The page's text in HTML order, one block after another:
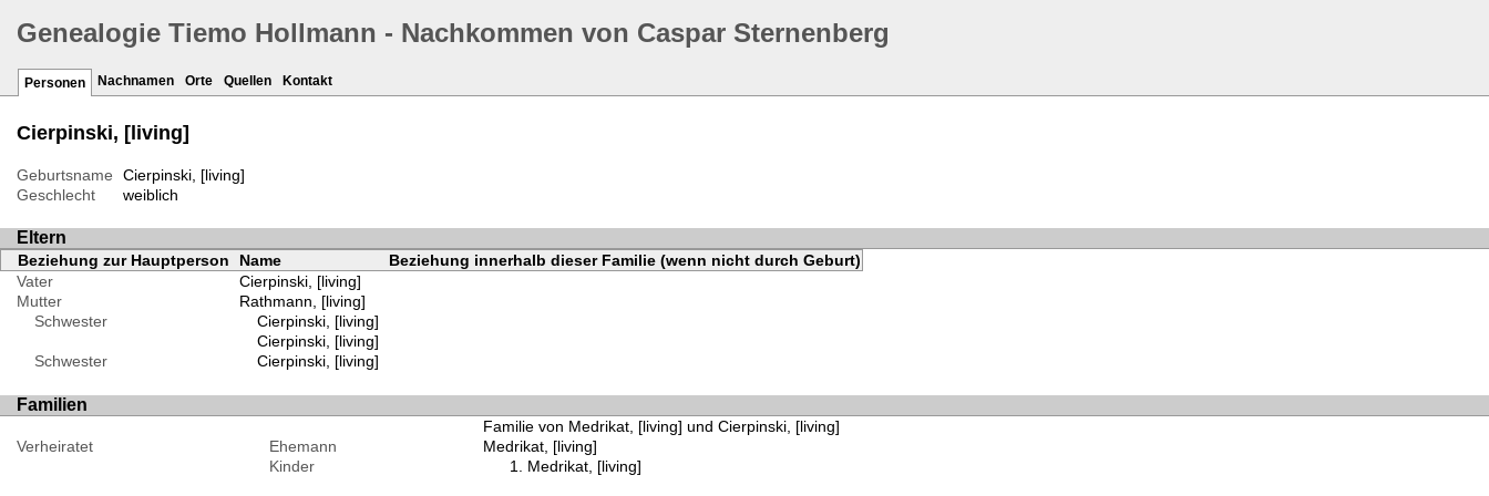
Genealogie Tiemo Hollmann - Nachkommen von Caspar Sternenberg
Personen Nachnamen Orte Quellen Kontakt
Cierpinski, [living]
Geburtsname
Cierpinski, [living]
Geschlecht
weiblich
Eltern
Beziehung zur Hauptperson Name
Beziehung innerhalb dieser Familie (wenn nicht durch Geburt)
Vater
Cierpinski, [living]
Mutter
Rathmann, [living]
Schwester
Cierpinski, [living]
Cierpinski, [living]
Schwester
Cierpinski, [living]
Familien
Familie von Medrikat, [living] und Cierpinski, [living]
Verheiratet
Ehemann
Medrikat, [living]
Kinder
Medrikat, [living]